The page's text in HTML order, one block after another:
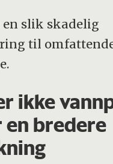
en slik skadelig
til
ikke
en bredere